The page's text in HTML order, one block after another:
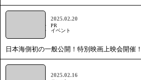
2025.02.20
PR
イベント
日本海側初の一般公開！特別映画上映会開催！
2025.02.16